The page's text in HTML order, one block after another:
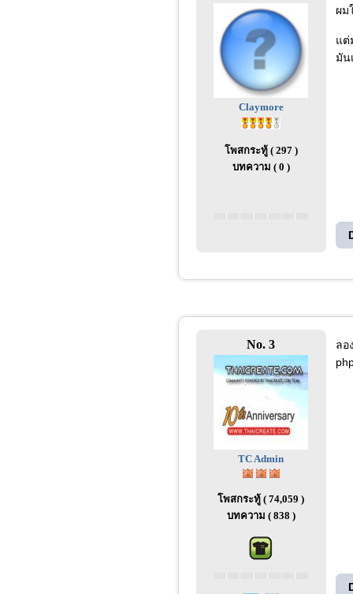
Claymore
โพสกระทู้ ( 297 )
บทความ ( 0 )
ผม
แต่
มัน
No. 3
TC Admin
โพสกระทู้ ( 74,059 )
บทความ ( 838 )
ลอ